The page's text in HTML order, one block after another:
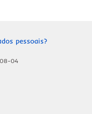
pessoais?
04